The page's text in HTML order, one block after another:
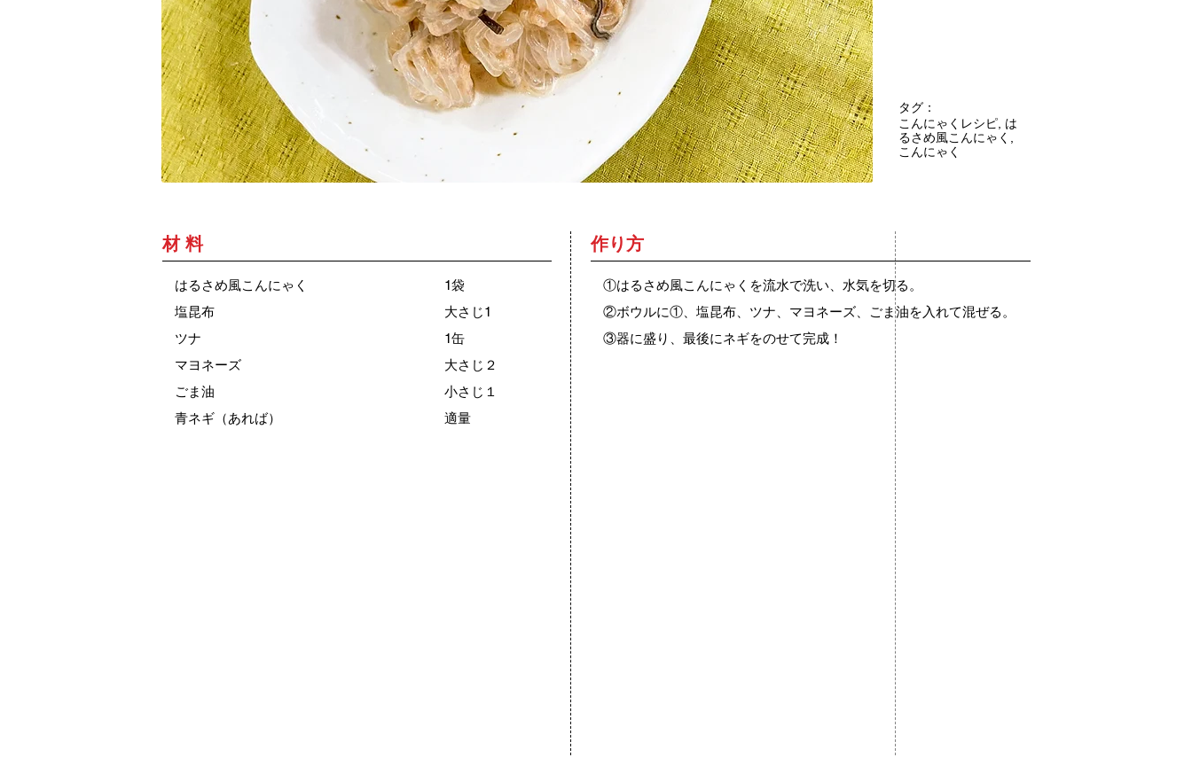
タグ：
こんにゃくレシピ, は
るさめ風こんにゃく,
こんにゃく
材 料
はるさめ風こんにゃく
塩昆布
ツナ
マヨネーズ
ごま油
青ネギ（あれば）
1袋
大さじ1
1缶
大さじ２
小さじ１
適量
作り方
①はるさめ風こんにゃくを流水で洗い、水気を切る。
②ボウルに①、塩昆布、ツナ、マヨネーズ、ごま油を入れて混ぜる。
③器に盛り、最後にネギをのせて完成！